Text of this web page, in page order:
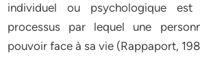
individuel ou psychologique est
processus par lequel une
pouvoir face à sa vie (Rappaport,